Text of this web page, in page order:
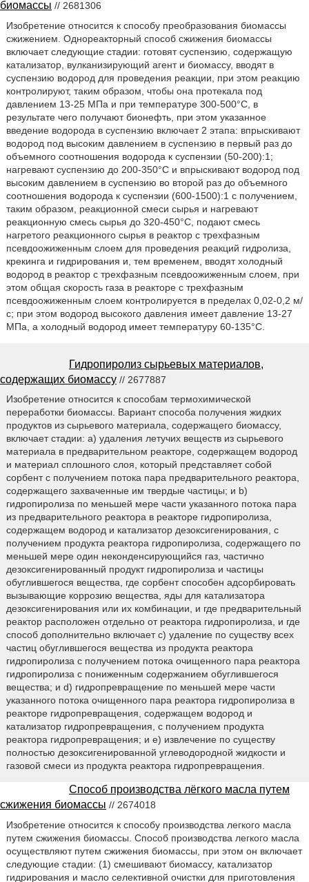
биомассы // 2681306
Изобретение относится к способу преобразования биомассы
сжижением. Однореакторный способ сжижения биомассы
включает следующие стадии: готовят суспензию, содержащую
катализатор, вулканизирующий агент и биомассу, вводят в
суспензию водород для проведения реакции, при этом реакцию
контролируют, таким образом, чтобы она протекала под
давлением 13-25 МПа и при температуре 300-500°С, в
результате чего получают бионефть, при этом указанное
введение водорода в суспензию включает 2 этапа: впрыскивают
водород под высоким давлением в суспензию в первый раз до
объемного соотношения водорода к суспензии (50-200):1;
нагревают суспензию до 200-350°С и впрыскивают водород под
высоким давлением в суспензию во второй раз до объемного
соотношения водорода к суспензии (600-1500):1 с получением,
таким образом, реакционной смеси сырья и нагревают
реакционную смесь сырья до 320-450°С, подают смесь
нагретого реакционного сырья в реактор с трехфазным
псевдоожиженным слоем для проведения реакций гидролиза,
крекинга и гидрирования и, тем временем, вводят холодный
водород в реактор с трехфазным псевдоожиженным слоем, при
этом общая скорость газа в реакторе с трехфазным
псевдоожиженным слоем контролируется в пределах 0,02-0,2 м/
с; при этом водород высокого давления имеет давление 13-27
МПа, а холодный водород имеет температуру 60-135°С.
Гидропиролиз сырьевых материалов,
содержащих биомассу // 2677887
Изобретение относится к способам термохимической
переработки биомассы. Вариант способа получения жидких
продуктов из сырьевого материала, содержащего биомассу,
включает стадии: a) удаления летучих веществ из сырьевого
материала в предварительном реакторе, содержащем водород
и материал сплошного слоя, который представляет собой
сорбент с получением потока пара предварительного реактора,
содержащего захваченные им твердые частицы; и b)
гидропиролиза по меньшей мере части указанного потока пара
из предварительного реактора в реакторе гидропиролиза,
содержащем водород и катализатор дезоксигенирования, с
получением продукта реактора гидропиролиза, содержащего по
меньшей мере один неконденсирующийся газ, частично
дезоксигенированный продукт гидропиролиза и частицы
обуглившегося вещества, где сорбент способен адсорбировать
вызывающие коррозию вещества, яды для катализатора
дезоксигенирования или их комбинации, и где предварительный
реактор расположен отдельно от реактора гидропиролиза, и где
способ дополнительно включает c) удаление по существу всех
частиц обуглившегося вещества из продукта реактора
гидропиролиза с получением потока очищенного пара реактора
гидропиролиза с пониженным содержанием обуглившегося
вещества; и d) гидропревращение по меньшей мере части
указанного потока очищенного пара реактора гидропиролиза в
реакторе гидропревращения, содержащем водород и
катализатор гидропревращения, с получением продукта
реактора гидропревращения; и e) извлечение по существу
полностью дезоксигенированной углеводородной жидкости и
газовой смеси из продукта реактора гидропревращения.
Способ производства лёгкого масла путем
сжижения биомассы // 2674018
Изобретение относится к способу производства легкого масла
путем сжижения биомассы. Способ производства легкого масла
осуществляют путем сжижения биомассы, при этом он включает
следующие стадии: (1) смешивают биомассу, катализатор
гидрирования и масло селективной очистки для приготовления